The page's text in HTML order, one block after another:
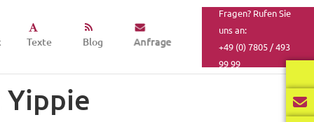
Texte Blog Anfrage
Fragen? Rufen Sie
uns an:
+49 (0) 7805 / 493
99 99